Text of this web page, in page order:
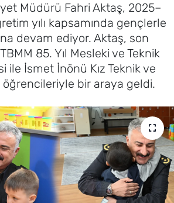
Müdürü Fahri Aktaş, 2025–
yılı kapsamında gençlerle
devam ediyor. Aktaş, son
85. Yıl Mesleki ve Teknik
ile İsmet İnönü Kız Teknik ve
öğrencileriyle bir araya geldi.